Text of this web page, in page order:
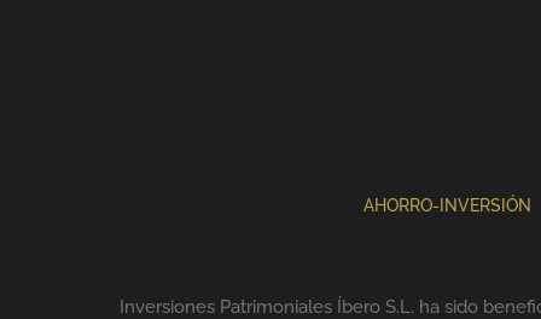
AHORRO-INVERSIÓN
Inversiones Patrimoniales Íbero S.L. ha sido